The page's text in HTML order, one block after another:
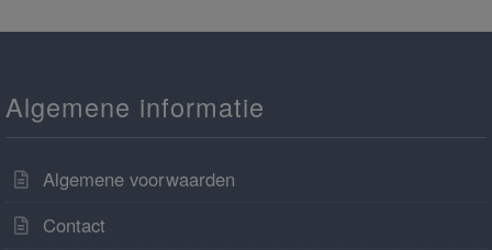
Algemene informatie
Algemene voorwaarden
Contact